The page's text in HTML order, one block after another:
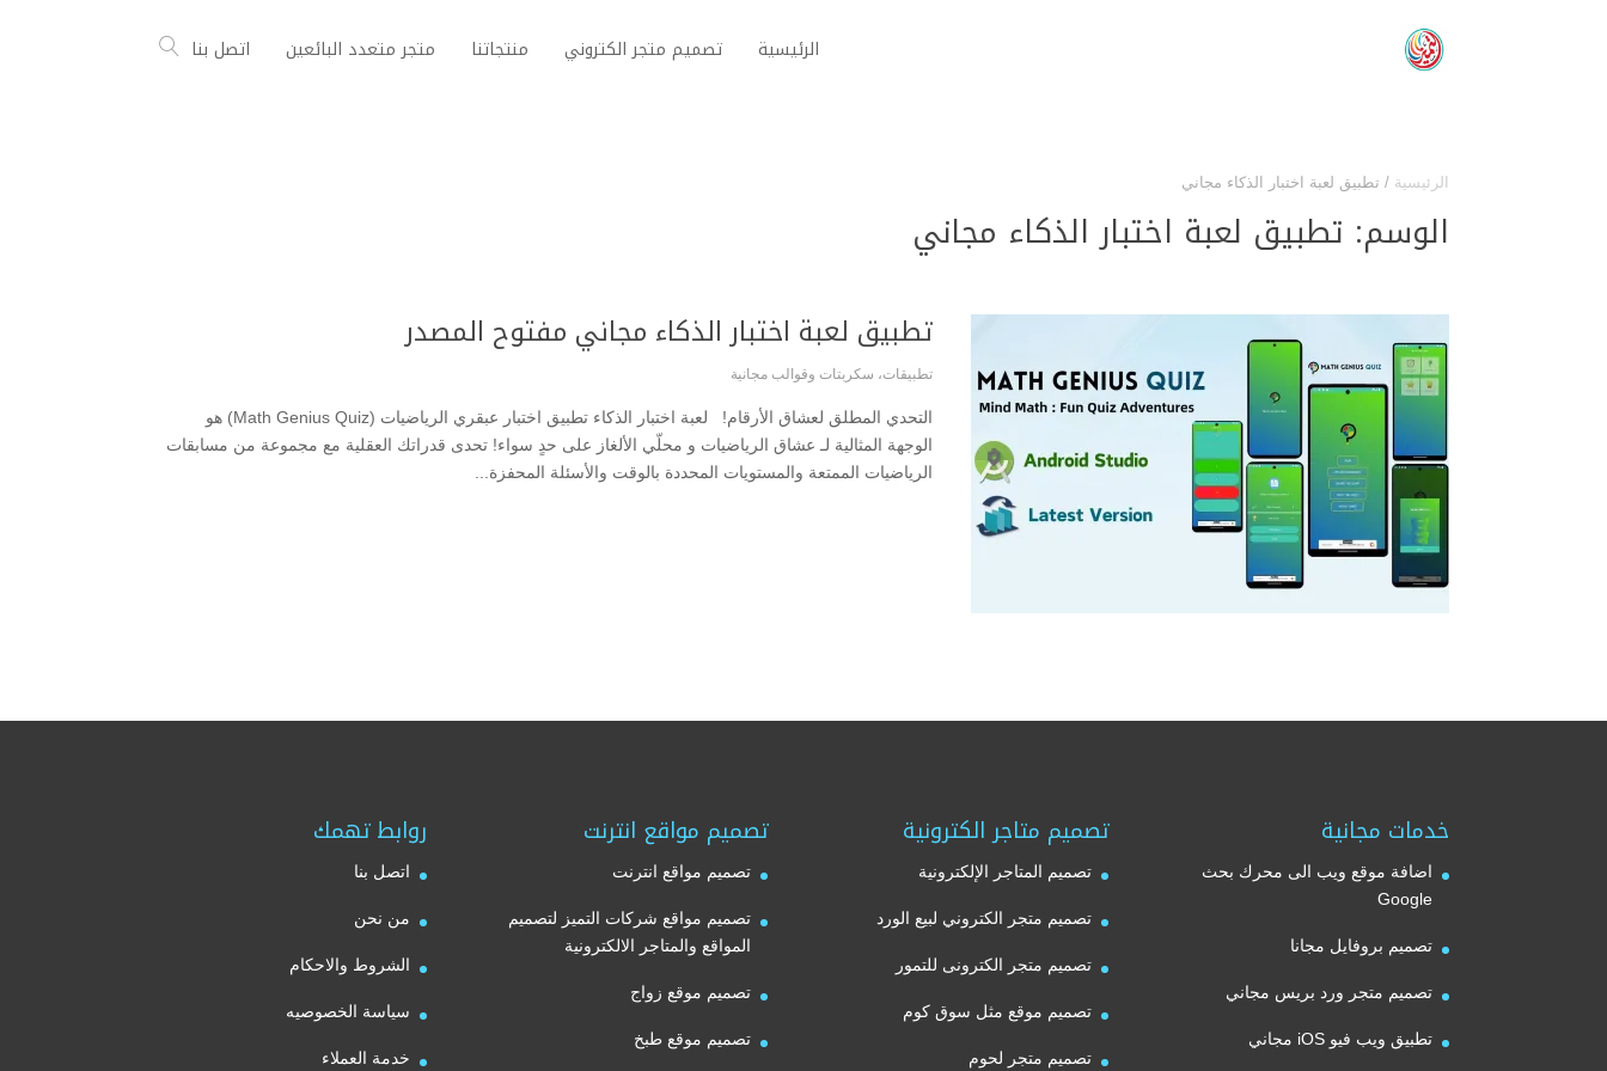
الرئيسية تصميم متجر الكتروني منتجاتنا متجر متعدد البائعين اتصل بنا
الرئيسية / تطبيق لعبة اختبار الذكاء مجاني
الوسم: تطبيق لعبة اختبار الذكاء مجاني
تطبيق لعبة اختبار الذكاء مجاني مفتوح المصدر
تطبيقات، سكربتات وقوالب مجانية
التحدي المطلق لعشاق الأرقام! لعبة اختبار الذكاء تطبيق اختبار عبقري الرياضيات (Math Genius Quiz) هو
الوجهة المثالية لـ عشاق الرياضيات و محلّي الألغاز على حدٍ سواء! تحدى قدراتك العقلية مع مجموعة من مسابقات
الرياضيات الممتعة والمستويات المحددة بالوقت والأسئلة المحفزة...
خدمات مجانية
اضافة موقع ويب الى محرك بحث
Google
تصميم بروفايل مجانا
تصميم متجر ورد بريس مجاني
تطبيق ويب فيو iOS مجاني
تصميم متاجر الكترونية
تصميم المتاجر الإلكترونية
تصميم متجر الكتروني لبيع الورد
تصميم متجر الكترونى للتمور
تصميم موقع مثل سوق كوم
تصميم متجر لحوم
تصميم مواقع انترنت
تصميم مواقع انترنت
تصميم مواقع شركات التميز لتصميم
المواقع والمتاجر الالكترونية
تصميم موقع زواج
تصميم موقع طبخ
روابط تهمك
اتصل بنا
من نحن
الشروط والاحكام
سياسة الخصوصيه
خدمة العملاء